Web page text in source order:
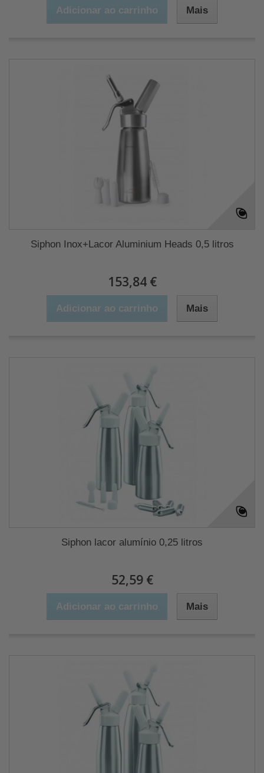
Adicionar ao carrinho Mais
Siphon Inox+Lacor Aluminium Heads 0,5 litros
153,84 €
Adicionar ao carrinho Mais
Siphon lacor alumínio 0,25 litros
52,59 €
Adicionar ao carrinho Mais